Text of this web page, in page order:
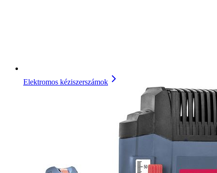
Elektromos kéziszerszámok